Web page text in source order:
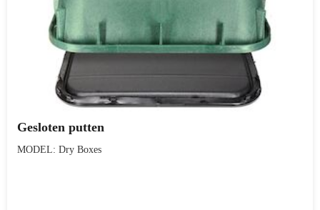
Gesloten putten
MODEL: Dry Boxes